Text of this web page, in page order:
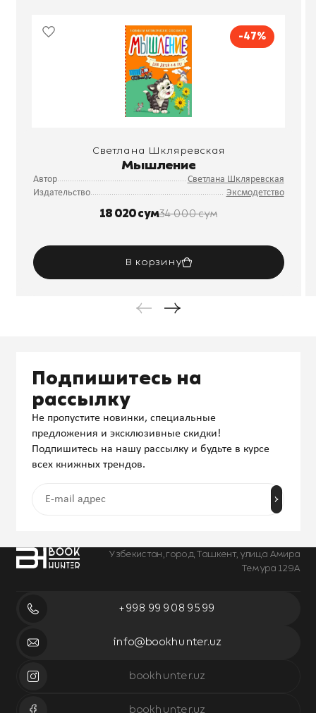
-47%
Светлана Шкляревская
Мышление
Автор
Светлана Шкляревская
Издательство
Эксмодетство
18 020 сум34 000 сум
В корзину
Узбекистан, город Ташкент, улица Амира
Темура 129А
+998 99 908 95 99
info@bookhunter.uz
bookhunter.uz
bookhunter.uz
Подпишитесь на
рассылку
Не пропустите новинки, специальные
предложения и эксклюзивные скидки!
Подпишитесь на нашу рассылку и будьте в курсе
всех книжных трендов.